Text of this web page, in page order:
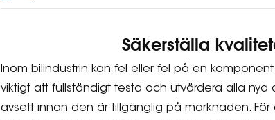
Säkerställa
Inom bilindustrin kan fel eller fel på en
viktigt att fullständigt testa och utvärdera alla
avsett innan den är tillgänglig på marknaden.